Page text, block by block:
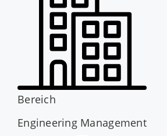
Bereich
Engineering Management